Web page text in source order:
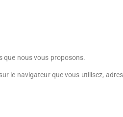
que nous vous proposons.
le navigateur que vous utilisez,